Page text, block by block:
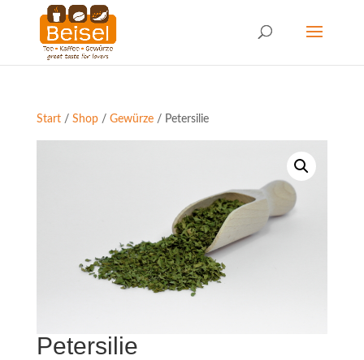
Start/ Shop/ Gewürze/ Petersilie
Petersilie